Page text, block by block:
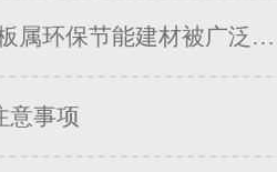
属环保节能建材被广泛…
意事项